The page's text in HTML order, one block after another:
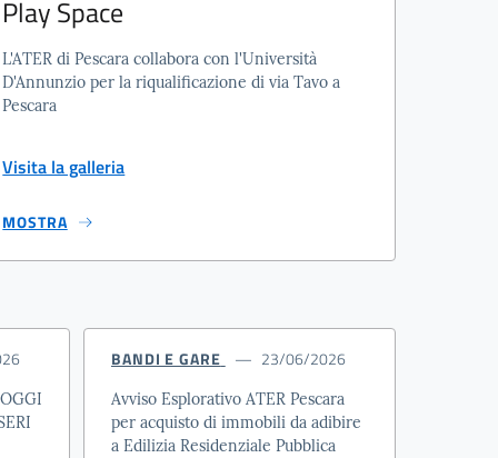
Play Space
L'ATER di Pescara collabora con l'Università
D'Annunzio per la riqualificazione di via Tavo a
Pescara
Visita la galleria
MOSTRA
BANDI E GARE 23/06/2026
Avviso Esplorativo ATER Pescara
per acquisto di immobili da adibire
a Edilizia Residenziale Pubblica